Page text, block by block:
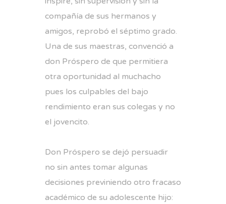
compañía de sus hermanos y
amigos, reprobó el séptimo grado.
Una de sus maestras, convenció a
don Próspero de que permitiera
otra oportunidad al muchacho
pues los culpables del bajo
rendimiento eran sus colegas y no
el jovencito.
Don Próspero se dejó persuadir
no sin antes tomar algunas
decisiones previniendo otro fracaso
académico de su adolescente hijo: